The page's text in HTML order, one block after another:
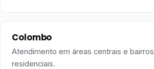
Colombo
Atendimento em áreas centrais e bairros
residenciais.